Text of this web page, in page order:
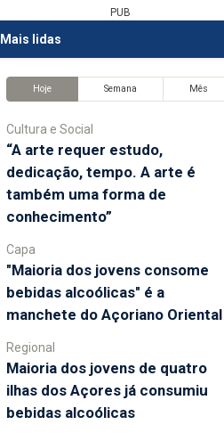
PUB
Mais lidas
Hoje Semana Mês
Cultura e Social
“A arte requer estudo,
dedicação, tempo. A arte é
também uma forma de
conhecimento”
Capa
"Maioria dos jovens consome
bebidas alcoólicas" é a
manchete do Açoriano Oriental
Regional
Maioria dos jovens de quatro
ilhas dos Açores já consumiu
bebidas alcoólicas